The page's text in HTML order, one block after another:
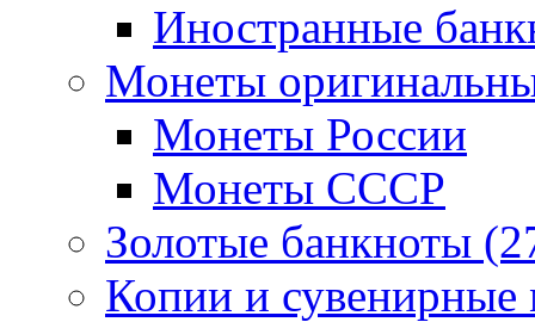
Иностранные
Монеты
Монеты России
Монеты СССР
Золотые банкноты
Копии и